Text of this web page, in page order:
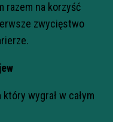
razem na korzyść
zwycięstwo
wygrał w całym